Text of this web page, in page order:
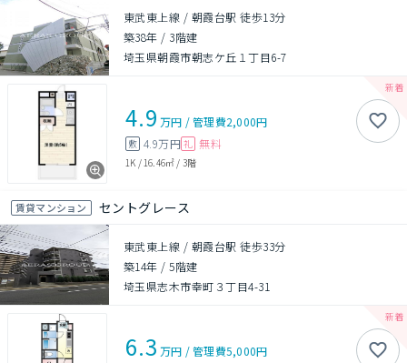
東武東上線 / 朝霞台駅 徒歩13分
築38年 / 3階建
埼玉県朝霞市朝志ケ丘１丁目6-7
4.9 万円 /管理費2,000円
敷 4.9万円 礼 無料
1K / 16.46㎡ / 3階
賃貸マンション セントグレース
東武東上線 / 朝霞台駅 徒歩33分
築14年 /5階建
埼玉県志木市幸町３丁目4-31
6.3 万円 /管理費5,000円